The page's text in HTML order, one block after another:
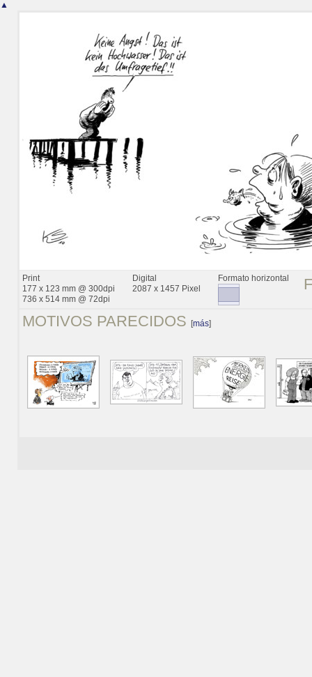
▲
Print
177 x 123 mm @ 300dpi
736 x 514 mm @ 72dpi
Digital
2087 x 1457 Pixel
Formato horizontal
MOTIVOS PARECIDOS [más]